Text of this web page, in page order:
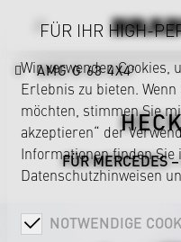
AMG G 63 4X4²
FÜR MERCEDES
FÜR IHR HIGH-
Wir verwenden Cookies,
Erlebnis zu bieten.
möchten, stimmen Sie
akzeptieren“ der
Informationen finden Sie
Datenschutzhinweisen
NOTWENDIGE